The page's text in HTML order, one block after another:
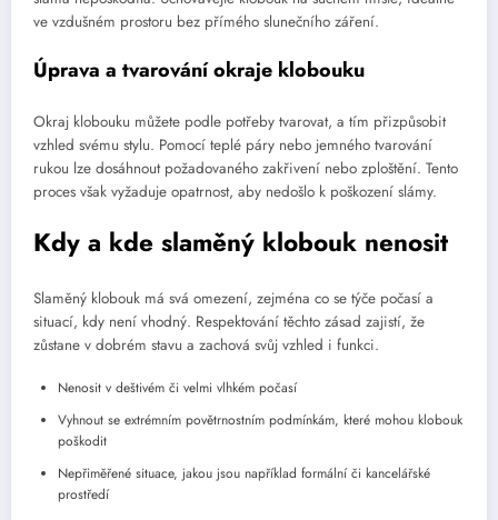
ve vzdušném prostoru bez přímého slunečního záření.
Úprava a tvarování okraje klobouku
Okraj klobouku můžete podle potřeby tvarovat, a tím přizpůsobit
vzhled svému stylu. Pomocí teplé páry nebo jemného tvarování
rukou lze dosáhnout požadovaného zakřivení nebo zploštění. Tento
proces však vyžaduje opatrnost, aby nedošlo k poškození slámy.
Kdy a kde slaměný klobouk nenosit
Slaměný klobouk má svá omezení, zejména co se týče počasí a
situací, kdy není vhodný. Respektování těchto zásad zajistí, že
zůstane v dobrém stavu a zachová svůj vzhled i funkci.
Nenosit v deštivém či velmi vlhkém počasí
Vyhnout se extrémním povětrnostním podmínkám, které mohou klobouk
poškodit
Nepřiměřené situace, jakou jsou například formální či kancelářské
prostředí